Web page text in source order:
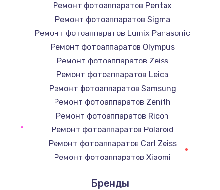
Ремонт фотоаппаратов Pentax
Ремонт фотоаппаратов Sigma
Ремонт фотоаппаратов Lumix Panasonic
Ремонт фотоаппаратов Olympus
Ремонт фотоаппаратов Zeiss
Ремонт фотоаппаратов Leica
Ремонт фотоаппаратов Samsung
Ремонт фотоаппаратов Zenith
Ремонт фотоаппаратов Ricoh
Ремонт фотоаппаратов Polaroid
Ремонт фотоаппаратов Carl Zeiss
Ремонт фотоаппаратов Xiaomi
Ремонт фотоаппаратов Kodak
Бренды